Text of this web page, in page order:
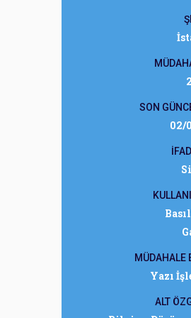
SON
02/
MÜDAHALE
Yazı
ALT